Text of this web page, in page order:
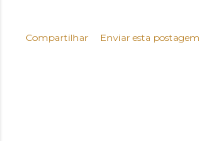
Compartilhar Enviar esta postagem